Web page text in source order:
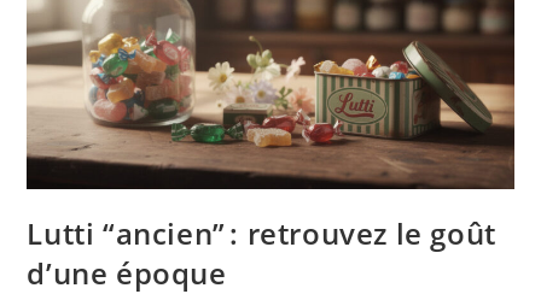
Lutti “ancien” : retrouvez le goût
d’une époque